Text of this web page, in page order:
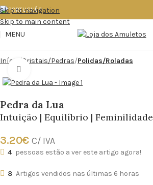
Skip to navigation
Skip to main content
MENU
Início Cristais/Pedras Polidas/Roladas
Pedra da Lua
Intuição | Equilíbrio | Feminilidade
3.20€ C/ IVA
4 pessoas estão a ver este artigo agora!
8 Artigos vendidos nas últimas 6 horas